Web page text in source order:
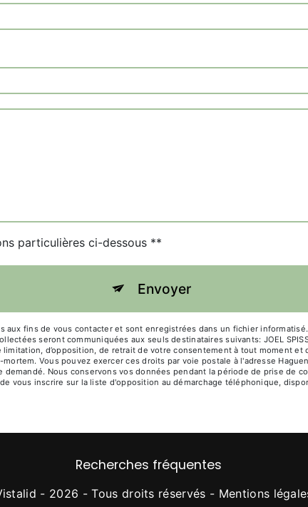
particulières ci-dessous **
Envoyer
fins de vous contacter et sont enregistrées dans un fichier
seront communiquées aux seuls destinataires suivants: JOEL
limitation, d’opposition, de retrait de votre consentement à tout moment
Vous pouvez exercer ces droits par voie postale à l'adresse
Nous conservons vos données pendant la période de prise de
vous inscrire sur la liste d'opposition au démarchage téléphonique,
Recherches fréquentes
- 2026 - Tous droits réservés - Mentions